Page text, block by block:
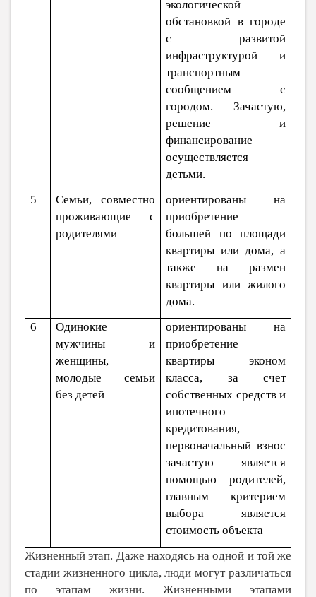
экологической
обстановкой в городе
с развитой
инфраструктурой и
транспортным
сообщением с
городом. Зачастую,
решение и
финансирование
осуществляется
детьми.
5
Семьи, совместно
проживающие с
родителями
ориентированы на
приобретение
большей по площади
квартиры или дома, а
также на размен
квартиры или жилого
дома.
6
Одинокие
мужчины и
женщины,
молодые семьи
без детей
ориентированы на
приобретение
квартиры эконом
класса, за счет
собственных средств и
ипотечного
кредитования,
первоначальный взнос
зачастую является
помощью родителей,
главным критерием
выбора является
стоимость объекта
Жизненный этап. Даже находясь на одной и той же
стадии жизненного цикла, люди могут различаться
по этапам жизни. Жизненными этапами